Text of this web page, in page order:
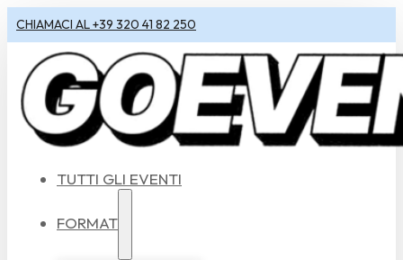
CHIAMACI AL +39 320 41 82 250
TUTTI GLI EVENTI
FORMAT